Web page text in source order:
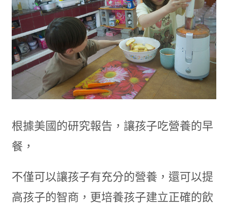
根據美國的研究報告，讓孩子吃營養的早
餐，
不僅可以讓孩子有充分的營養，還可以提
高孩子的智商，更培養孩子建立正確的飲